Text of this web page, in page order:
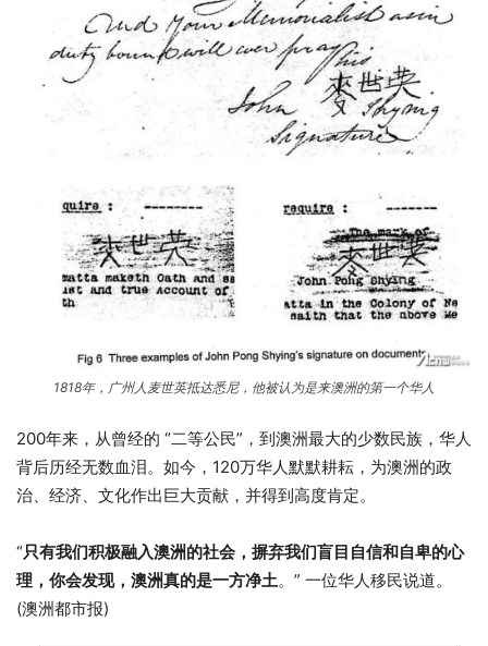
1818年，广州人麦世英抵达悉尼，他被认为是来澳洲的第一个华人
200年来，从曾经的 “二等公民”，到澳洲最大的少数民族，华人
背后历经无数血泪。如今，120万华人默默耕耘，为澳洲的政
治、经济、文化作出巨大贡献，并得到高度肯定。
“只有我们积极融入澳洲的社会，摒弃我们盲目自信和自卑的心
理，你会发现，澳洲真的是一方净土。” 一位华人移民说道。
(澳洲都市报)